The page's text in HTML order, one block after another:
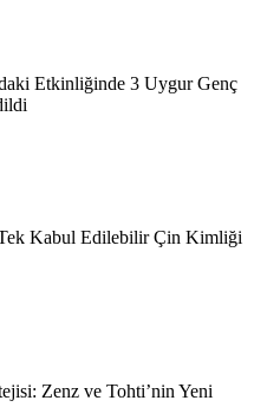
Etkinliğinde 3 Uygur Genç
Kabul Edilebilir Çin Kimliği
Zenz ve Tohti’nin Yeni